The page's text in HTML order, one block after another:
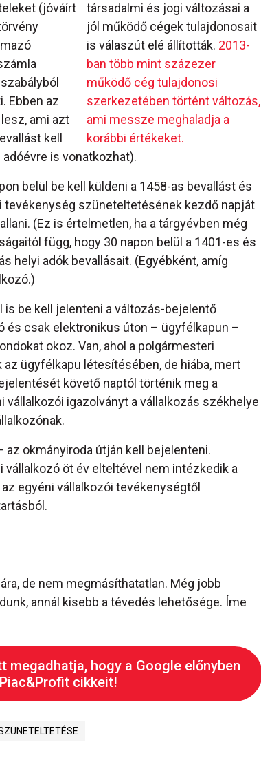
társadalmi és jogi változásai a
jól működő cégek tulajdonosait
is válaszút elé állították. 2013-
ban több mint százezer
működő cég tulajdonosi
szerkezetében történt változás,
ami messze meghaladja a
korábbi értékeket.
(jóváírt
Ebben az
ami azt
kell
is vonatkozhat).
belül be kell küldeni a 1458-as bevallást és
tevékenység szüneteltetésének kezdő napját
(Ez is értelmetlen, ha a tárgyévben még
függ, hogy 30 napon belül a 1401-es és
helyi adók bevallásait. (Egyébként, amíg
be kell jelenteni a változás-bejelentő
és csak elektronikus úton – ügyfélkapun –
okoz. Van, ahol a polgármesteri
ügyfélkapu létesítésében, de hiába, mert
követő naptól történik meg a
igazolványt a vállalkozás székhelye
okmányiroda útján kell bejelenteni.
öt év elteltével nem intézkedik a
egyéni vállalkozói tevékenységtől
de nem megmásíthatatlan. Még jobb
annál kisebb a tévedés lehetősége. Íme
hogy a Google előnyben
cikkeit!